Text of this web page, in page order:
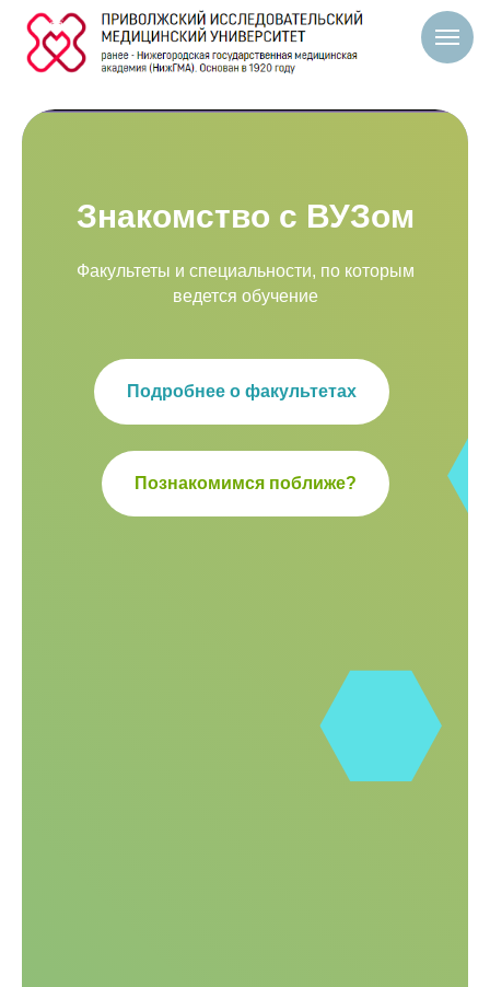
Знакомство с ВУЗом
Факультеты и специальности, по которым
ведется обучение
Подробнее о факультетах
Познакомимся поближе?